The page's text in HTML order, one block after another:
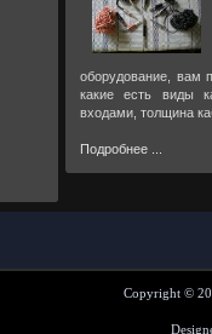
оборудование, вам
какие есть виды
входами, толщина
Подробнее ...
Copyright ©